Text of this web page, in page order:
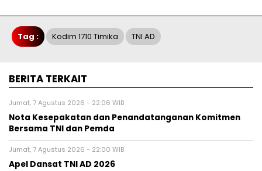
Tag : Kodim 1710 Timika TNI AD
BERITA TERKAIT
Jumat, 7 Agustus 2026 - 22:06 WIB
Nota Kesepakatan dan Penandatanganan Komitmen
Bersama TNI dan Pemda
Jumat, 7 Agustus 2026 - 22:00 WIB
Apel Dansat TNI AD 2026